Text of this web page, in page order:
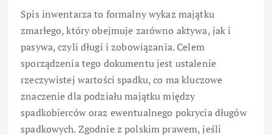
Spis inwentarza to formalny wykaz majątku
zmarłego, który obejmuje zarówno aktywa, jak i
pasywa, czyli długi i zobowiązania. Celem
sporządzenia tego dokumentu jest ustalenie
rzeczywistej wartości spadku, co ma kluczowe
znaczenie dla podziału majątku między
spadkobierców oraz ewentualnego pokrycia długów
spadkowych. Zgodnie z polskim prawem, jeśli